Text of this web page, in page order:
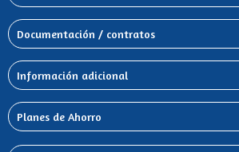
Documentación / contratos
Información adicional
Planes de Ahorro